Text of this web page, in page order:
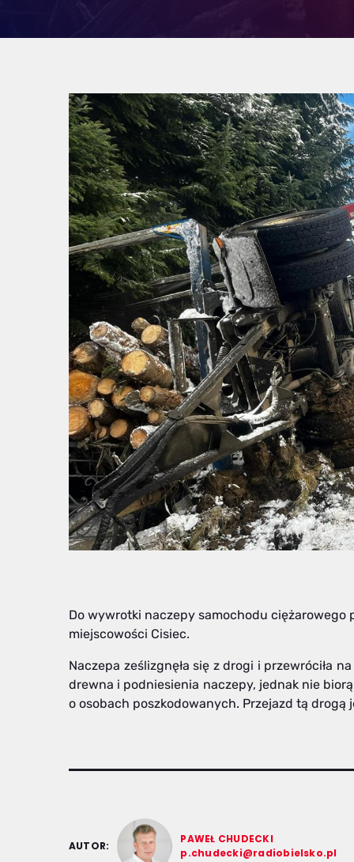
Do wywrotki naczepy samochodu ciężarowego
miejscowości Cisiec.
Naczepa ześlizgnęła się z drogi i przewróciła
drewna i podniesienia naczepy, jednak nie
o osobach poszkodowanych. Przejazd tą drogą
AUTOR:
PAWEŁ CHUDECKI
p.chudecki@radiobielsko.pl